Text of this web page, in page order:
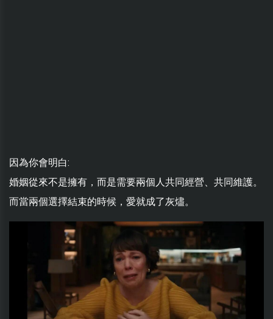
因為你會明白:
婚姻從來不是擁有，而是需要兩個人共同經營、共同維護。
而當兩個選擇結束的時候，愛就成了灰燼。